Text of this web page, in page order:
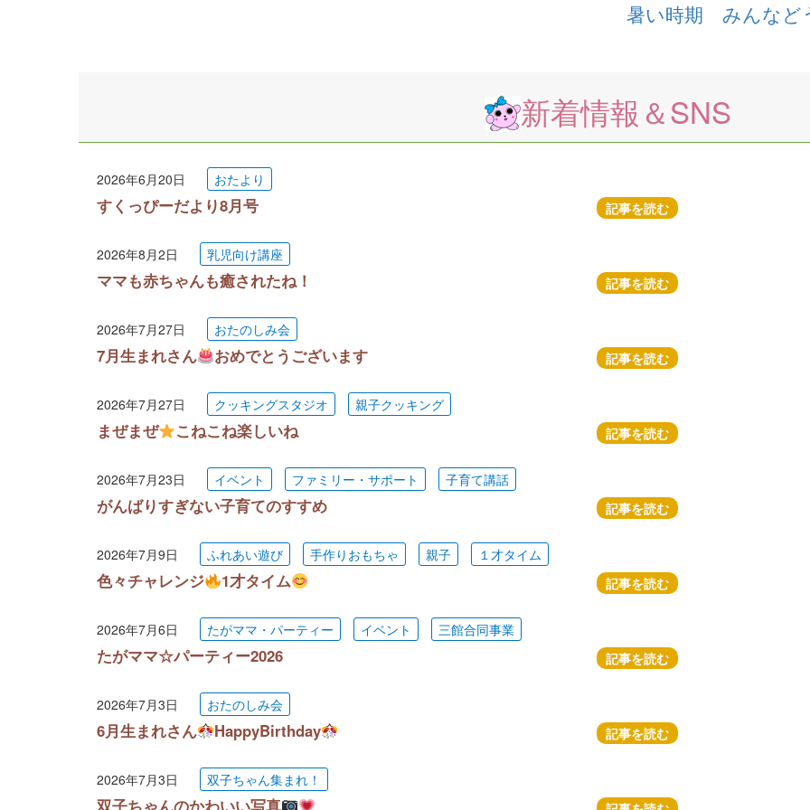
暑い時期 みんなど
新着情報＆SNS
2026年6月20日 おたより
すくっぴーだより8月号 記事を読む
2026年8月2日 乳児向け講座
ママも赤ちゃんも癒されたね！ 記事を読む
2026年7月27日 おたのしみ会
7月生まれさん おめでとうございます 記事を読む
2026年7月27日 クッキングスタジオ 親子クッキング
まぜまぜ こねこね楽しいね 記事を読む
2026年7月23日 イベント ファミリー・サポート 子育て講話
がんばりすぎない子育てのすすめ 記事を読む
2026年7月9日 ふれあい遊び 手作りおもちゃ 親子 １才タイム
色々チャレンジ 1才タイム 記事を読む
2026年7月6日 たがママ・パーティー イベント 三館合同事業
たがママ☆パーティー2026 記事を読む
2026年7月3日 おたのしみ会
6月生まれさん HappyBirthday 記事を読む
2026年7月3日 双子ちゃん集まれ！
双子ちゃんのかわいい写真